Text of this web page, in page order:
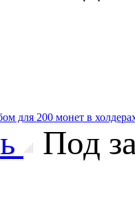
для 200 монет в
Под